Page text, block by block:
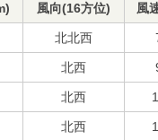
風向(16方位) 風
北北西
北西
北西
北西